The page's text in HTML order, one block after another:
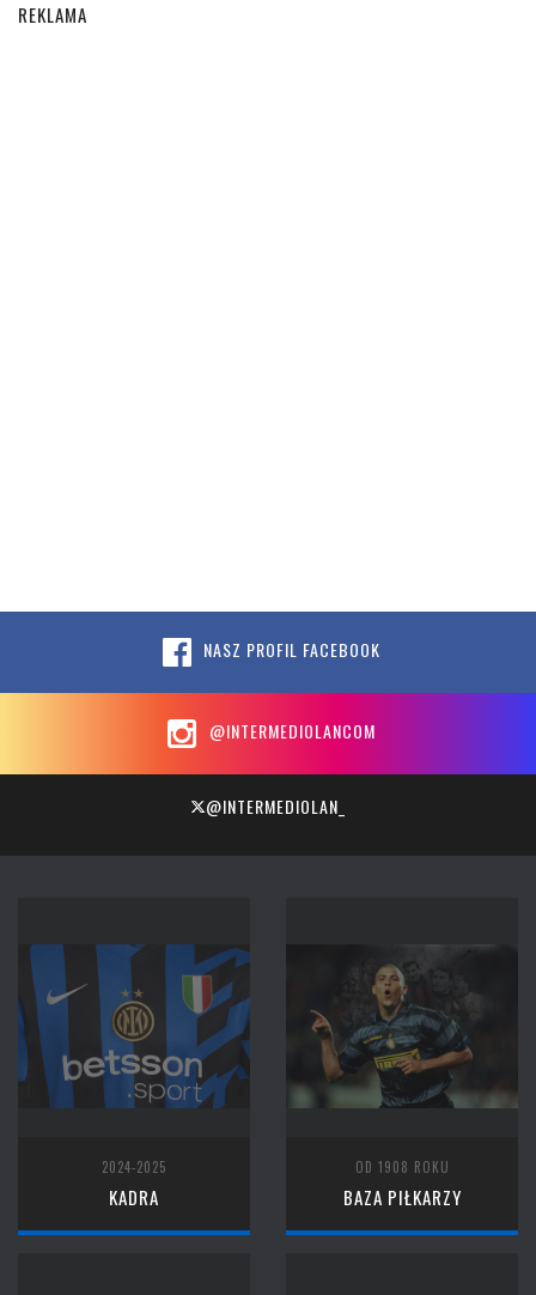
REKLAMA
NASZ PROFIL FACEBOOK
@INTERMEDIOLANCOM
@INTERMEDIOLAN_
2024-2025
KADRA
OD 1908 ROKU
BAZA PIŁKARZY